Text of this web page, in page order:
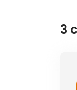
3